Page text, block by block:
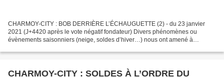
CHARMOY-CITY : BOB DERRIÈRE L’ÉCHAUGUETTE (2) - du 23 janvier
2021 (J+4420 après le vote négatif fondateur) Divers phénomènes ou
évènements saisonniers (neige, soldes d’hiver…) nous ont amené à
CHARMOY-CITY : SOLDES À L’ORDRE DU